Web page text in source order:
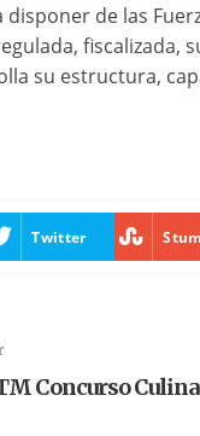
disponer de las
fiscalizada,
su estructura,
Twitter
Concurso